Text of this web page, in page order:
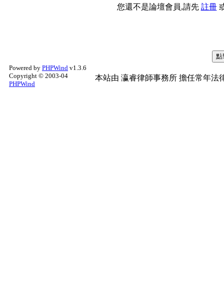
您還不是論壇會員,請先 註冊
Powered by PHPWind v1.3.6
Copyright © 2003-04
PHPWind
本站由 瀛睿律師事務所 擔任常年法